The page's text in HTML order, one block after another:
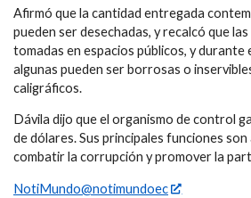
Afirmó que la cantidad entregada
pueden ser desechadas, y recalcó que
tomadas en espacios públicos, y durante
algunas pueden ser borrosas o
caligráficos.
Dávila dijo que el organismo de control
de dólares. Sus principales funciones
combatir la corrupción y promover la
NotiMundo@notimundoec